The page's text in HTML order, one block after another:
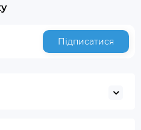
Підписатися